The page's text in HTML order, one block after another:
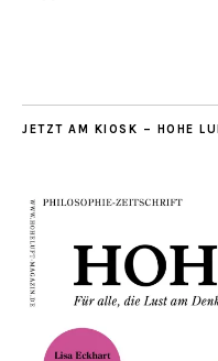
JETZT AM KIOSK – HOHE